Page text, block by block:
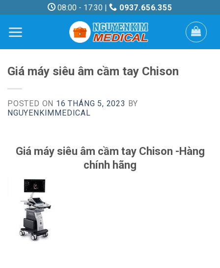
content
08:00 - 17:30 | 0937.656.355
Giá máy siêu âm cầm tay Chison
POSTED ON 16 THÁNG 5, 2023 BY
NGUYENKIMMEDICAL
Giá máy siêu âm cầm tay Chison -Hàng
chính hãng